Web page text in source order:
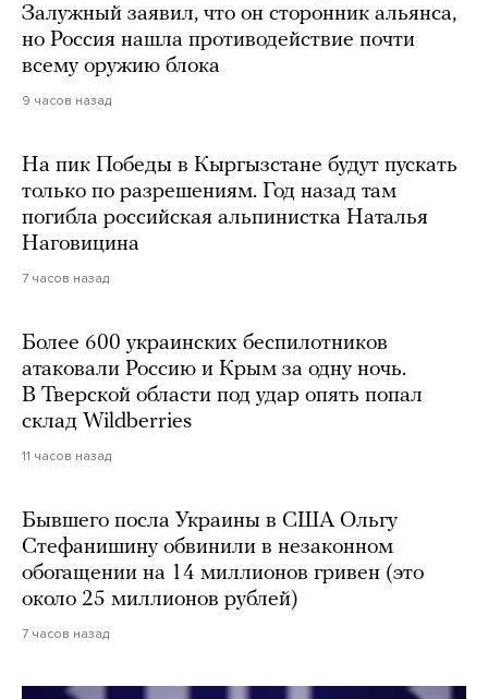
Залужный заявил, что он сторонник альянса,
но Россия нашла противодействие почти
всему оружию блока
9 часов назад
На пик Победы в Кыргызстане будут пускать
только по разрешениям. Год назад там
погибла российская альпинистка Наталья
Наговицина
7 часов назад
Более 600 украинских беспилотников
атаковали Россию и Крым за одну ночь.
В Тверской области под удар опять попал
склад Wildberries
11 часов назад
Бывшего посла Украины в США Ольгу
Стефанишину обвинили в незаконном
обогащении на 14 миллионов гривен (это
около 25 миллионов рублей)
7 часов назад